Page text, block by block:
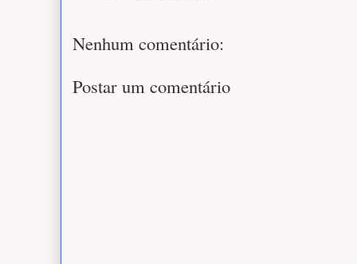
Nenhum comentário:
Postar um comentário